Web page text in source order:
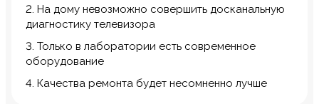
2. На дому невозможно совершить досканальную
диагностику телевизора
3. Только в лаборатории есть современное
оборудование
4. Качества ремонта будет несомненно лучше